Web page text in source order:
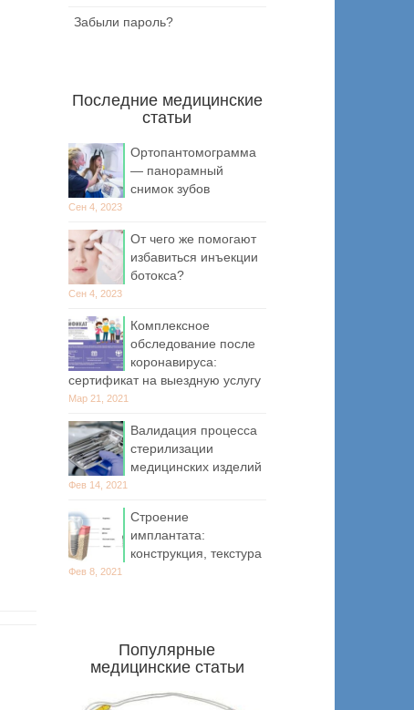
Забыли пароль?
Последние медицинские
статьи
Ортопантомограмма
— панорамный
снимок зубов
Сен 4, 2023
От чего же помогают
избавиться инъекции
ботокса?
Сен 4, 2023
Комплексное
обследование после
коронавируса:
сертификат на выездную услугу
Мар 21, 2021
Валидация процесса
стерилизации
медицинских изделий
Фев 14, 2021
Строение
имплантата:
конструкция, текстура
Фев 8, 2021
Популярные
медицинские статьи